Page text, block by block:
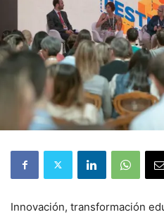
Innovación, transformación